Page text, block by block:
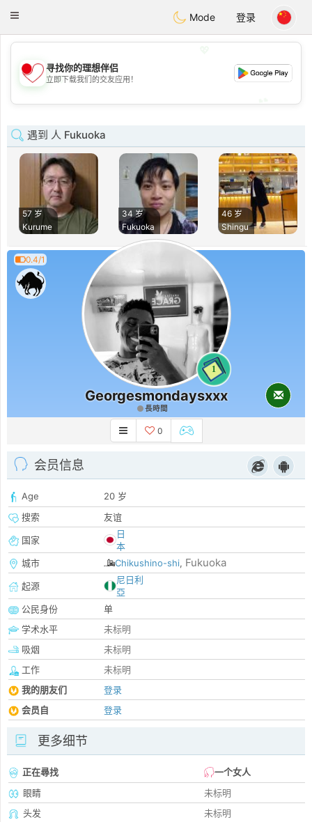
Chat
Toggle
Mode 登录
💖
💕
寻找你的理想伴侣
立即下载我们的交友应用！
遇到 人 Fukuoka
57 岁
Kurume
34 岁
Fukuoka
46 岁
Shingu
0.4/1
1
Georgesmondaysxxx
長時間
0
会员信息
Age
20 岁
搜索
友谊
国家
日
本
城市
Chikushino-shi, Fukuoka
起源
尼日利
亞
公民身份
单
学术水平
未标明
吸烟
未标明
工作
未标明
我的朋友们
登录
会员自
登录
更多细节
正在尋找
一个女人
眼睛
未标明
头发
未标明